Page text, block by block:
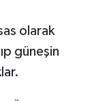
olarak
güneşin